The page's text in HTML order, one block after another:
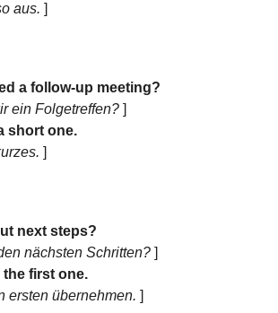
aus. ]
a follow-up meeting?
ein Folgetreffen?]
short one.
]
next steps?
nächsten Schritten?]
the first one.
ersten übernehmen. ]